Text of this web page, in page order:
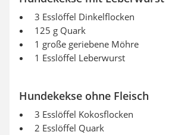
3 Esslöffel Dinkelflocken
125 g Quark
1 große geriebene Möhre
1 Esslöffel Leberwurst
Hundekekse ohne Fleisch
3 Esslöffel Kokosflocken
2 Esslöffel Quark